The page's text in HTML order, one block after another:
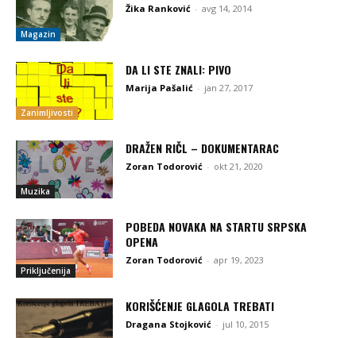
Magazin
Žika Ranković - avg 14, 2014
Zanimljivosti
DA LI STE ZNALI: PIVO
Marija Pašalić - jan 27, 2017
Muzika
DRAŽEN RIČL – DOKUMENTARAC
Zoran Todorović - okt 21, 2020
Priključenija
POBEDA NOVAKA NA STARTU SRPSKA
OPENA
Zoran Todorović - apr 19, 2023
KORIŠĆENJE GLAGOLA TREBATI
Dragana Stojković - jul 10, 2015